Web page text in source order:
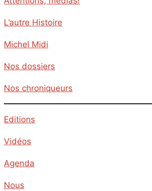
L’autre Histoire
Michel Midi
Nos dossiers
Nos chroniqueurs
Editions
Vidéos
Agenda
Nous